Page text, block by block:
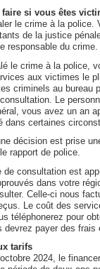
faire si vous êtes
le crime à la police.
de la justice
responsable du crime.
le crime à la police,
aux victimes le
criminels au bureau
Le
vous avez un an
dans certaines
décision est prise
rapport de police.
de consultation est
dans votre
Celle-ci nous
Le coût des
téléphonerez pour
devrez payer des frais
tarifs
2024, le